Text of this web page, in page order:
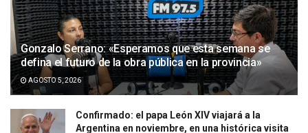
Gonzalo Serrano: «Esperamos que esta semana se
defina el futuro de la obra pública en la provincia»
AGOSTO 5, 2026
Confirmado: el papa León XIV viajará a la
Argentina en noviembre, en una histórica visita